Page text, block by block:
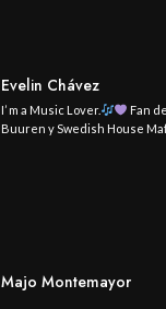
Evelin Chávez
I’ m a Music Lover.
Fan
Buuren y Swedish House
Majo Montemayor